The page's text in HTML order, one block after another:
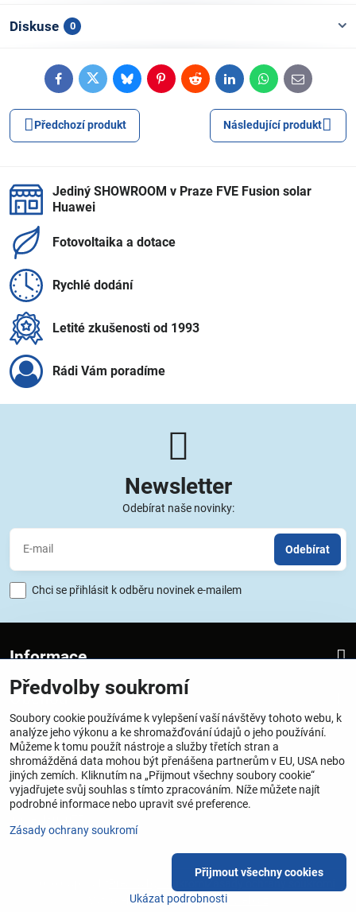
Diskuse 0
FacebookTwitterBlueskyPinterestRedditLinkedInWhatsApp
E-
mail
Předchozí produkt Následující produkt
Jediný SHOWROOM v Praze FVE Fusion solar
Huawei
Fotovoltaika a dotace
Rychlé dodání
Letité zkušenosti od 1993
Rádi Vám poradíme
Newsletter
Odebírat naše novinky:
Odebírat
Chci se přihlásit k odběru novinek e-mailem
Informace
Obchod
Provozovatel
SATTECH one-Miroslav Dražil
Vrchlického 25, Praha 5, 150 00
DIČ – CZ 6707160658
Vytvořeno systémem:ByznysWeb.cz
Předvolby soukromí
Soubory cookie používáme k vylepšení vaší návštěvy tohoto webu, k
analýze jeho výkonu a ke shromažďování údajů o jeho používání.
Můžeme k tomu použít nástroje a služby třetích stran a
shromážděná data mohou být přenášena partnerům v EU, USA nebo
jiných zemích. Kliknutím na „Přijmout všechny soubory cookie“
vyjadřujete svůj souhlas s tímto zpracováním. Níže můžete najít
podrobné informace nebo upravit své preference.
Zásady ochrany soukromí
Ukázat podrobnosti
Přijmout všechny cookies